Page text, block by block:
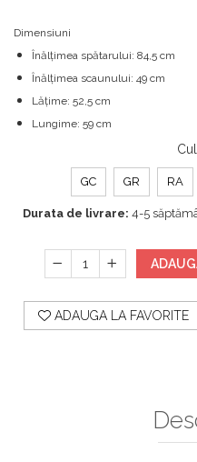
Dimensiuni
Înălțimea spătarului: 84,5 cm
Înălțimea scaunului: 49 cm
Lățime: 52,5 cm
Lungime: 59 cm
GC GR RA
Durata de livrare: 4-5
ADAUGA LA FAVORITE